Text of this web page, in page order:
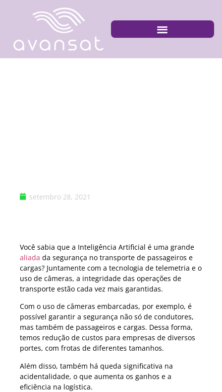
setembro 28, 2021
Você sabia que a Inteligência Artificial é uma grande
aliada da segurança no transporte de passageiros e
cargas? Juntamente com a tecnologia de telemetria e o
uso de câmeras, a integridade das operações de
transporte estão cada vez mais garantidas.
Com o uso de câmeras embarcadas, por exemplo, é
possível garantir a segurança não só de condutores,
mas também de passageiros e cargas. Dessa forma,
temos redução de custos para empresas de diversos
portes, com frotas de diferentes tamanhos.
Além disso, também há queda significativa na
acidentalidade, o que aumenta os ganhos e a
eficiência na logística.